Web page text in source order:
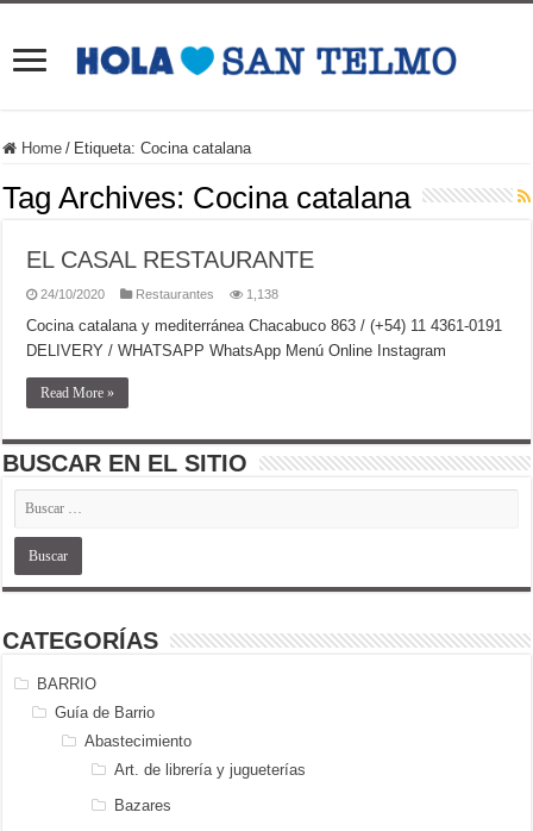
Home / Etiqueta:Cocina catalana
Tag Archives: Cocina catalana
EL CASAL RESTAURANTE
24/10/2020 Restaurantes 1,138
Cocina catalana y mediterránea Chacabuco 863 / (+54) 11 4361-0191
DELIVERY / WHATSAPP WhatsApp Menú Online Instagram
Read More »
BUSCAR EN EL SITIO
CATEGORÍAS
BARRIO
Guía de Barrio
Abastecimiento
Art. de librería y jugueterías
Bazares